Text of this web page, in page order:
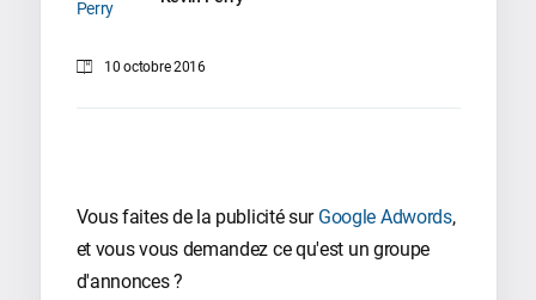
10 octobre 2016
Vous faites de la publicité sur Google Adwords,
et vous vous demandez ce qu'est un groupe
d'annonces ?